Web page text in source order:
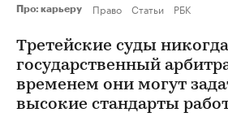
Про: карьеру Право Статьи РБК
Третейские суды
государственный
временем они могут
высокие стандарты